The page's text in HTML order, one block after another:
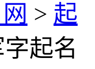
> 起
起名